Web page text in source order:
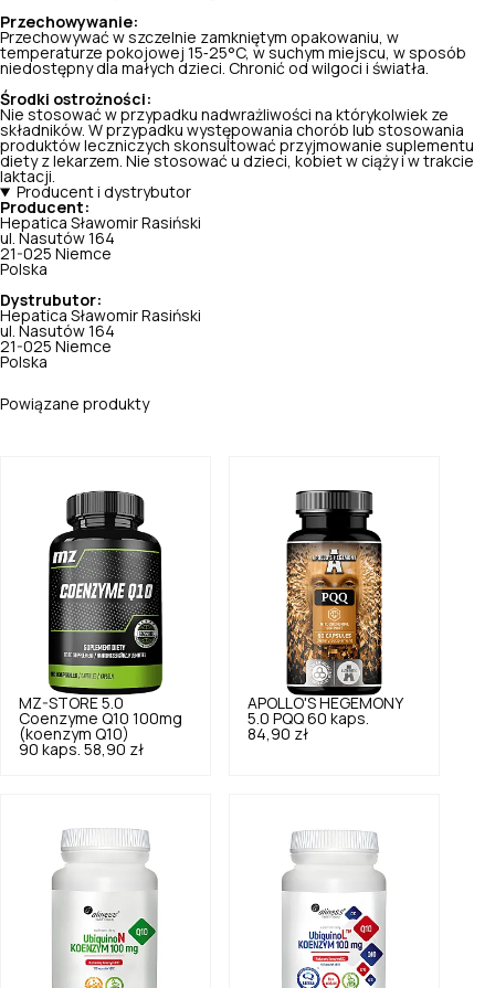
Przechowywanie:
Przechowywać w szczelnie zamkniętym opakowaniu, w
temperaturze pokojowej 15‑25°C, w suchym miejscu, w sposób
niedostępny dla małych dzieci. Chronić od wilgoci i światła.
Środki ostrożności:
Nie stosować w przypadku nadwrażliwości na którykolwiek ze
składników. W przypadku występowania chorób lub stosowania
produktów leczniczych skonsultować przyjmowanie suplementu
diety z lekarzem. Nie stosować u dzieci, kobiet w ciąży i w trakcie
laktacji.
Producent i dystrybutor
Producent:
Hepatica Sławomir Rasiński
ul. Nasutów 164
21-025 Niemce
Polska
Dystrubutor:
Hepatica Sławomir Rasiński
ul. Nasutów 164
21-025 Niemce
Polska
Powiązane produkty
MZ-STORE 5.0
Coenzyme Q10 100mg
(koenzym Q10)
90 kaps. 58,90 zł
APOLLO'S HEGEMONY
5.0 PQQ 60 kaps.
84,90 zł